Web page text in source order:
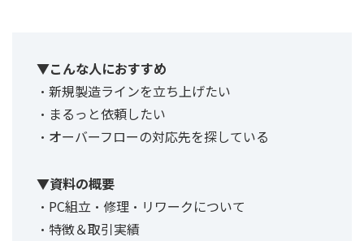
▼こんな人におすすめ
・新規製造ラインを立ち上げたい
・まるっと依頼したい
・オーバーフローの対応先を探している
▼資料の概要
・PC組立・修理・リワークについて
・特徴＆取引実績